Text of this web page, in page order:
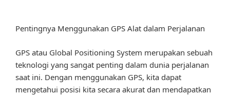
Pentingnya Menggunakan GPS Alat dalam Perjalanan
GPS atau Global Positioning System merupakan sebuah
teknologi yang sangat penting dalam dunia perjalanan
saat ini. Dengan menggunakan GPS, kita dapat
mengetahui posisi kita secara akurat dan mendapatkan